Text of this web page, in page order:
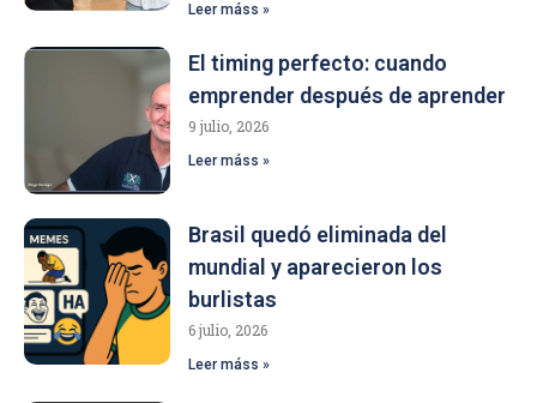
Leer máss »
El timing perfecto: cuando
emprender después de aprender
9 julio, 2026
Leer máss »
Brasil quedó eliminada del
mundial y aparecieron los
burlistas
6 julio, 2026
Leer máss »